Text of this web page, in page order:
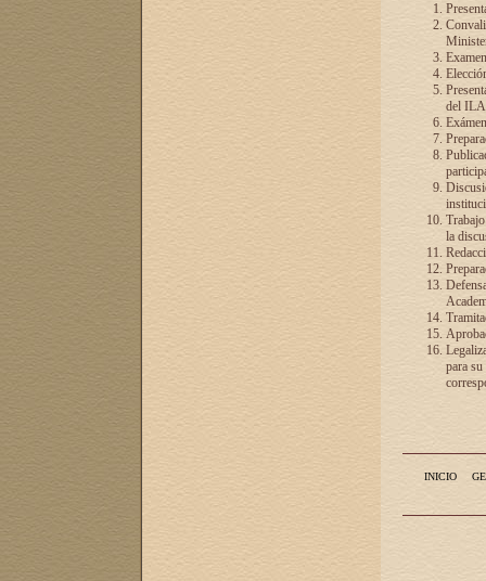
del
la
para
INICIO